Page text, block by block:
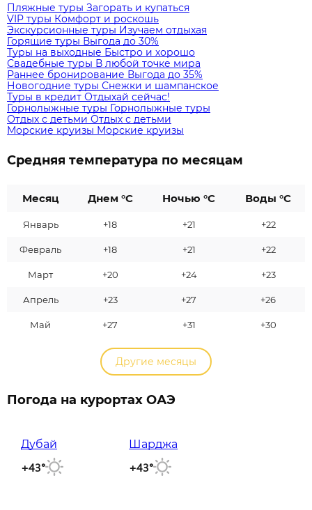
Пляжные туры Загорать и купаться
VIP туры Комфорт и роскошь
Экскурсионные туры Изучаем отдыхая
Горящие туры Выгода до 30%
Туры на выходные Быстро и хорошо
Свадебные туры В любой точке мира
Раннее бронирование Выгода до 35%
Новогодние туры Снежки и шампанское
Туры в кредит Отдыхай сейчас!
Горнолыжные туры Горнолыжные туры
Отдых с детьми Отдых с детьми
Морские круизы Морские круизы
Средняя температура по месяцам
Месяц Днем °C Ночью °C Воды °C
Январь +18 +21 +22
Февраль +18 +21 +22
Март +20 +24 +23
Апрель +23 +27 +26
Май +27 +31 +30
Другие месяцы
Погода на курортах ОАЭ
Дубай
+43°
Шарджа
+43°